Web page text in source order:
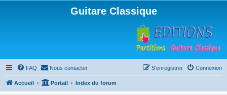
Guitare Classique
FAQ Nous contacter Connexion
S’enregistrer
Accueil Portail Index du forum